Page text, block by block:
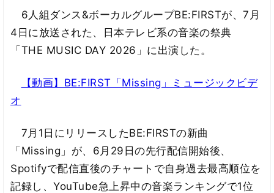
6人組ダンス&ボーカルグループBE:FIRSTが、7月
4日に放送された、日本テレビ系の音楽の祭典
「THE MUSIC DAY 2026」に出演した。
【動画】BE:FIRST「Missing」ミュージックビデ
オ
7月1日にリリースしたBE:FIRSTの新曲
「Missing」が、6月29日の先行配信開始後、
Spotifyで配信直後のチャートで自身過去最高順位を
記録し、YouTube急上昇中の音楽ランキングで1位